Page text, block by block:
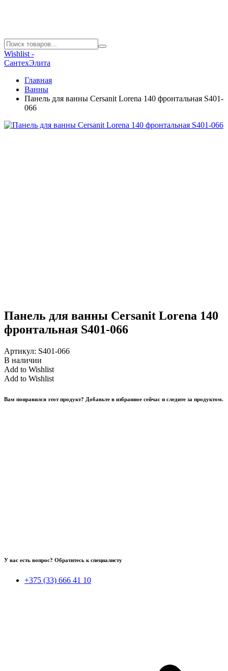
Wishlist -
СантехЭлита
Главная
Ванны
Панель для ванны Cersanit Lorena 140 фронтальная S401-
066
Панель для ванны Cersanit Lorena 140
фронтальная S401-066
Артикул: S401-066
В наличии
Add to Wishlist
Add to Wishlist
Вам понравился этот продукт? Добавьте в избранное сейчас и следите за продуктом.
У вас есть вопрос? Обратитесь к специалисту
+375 (33) 666 41 10